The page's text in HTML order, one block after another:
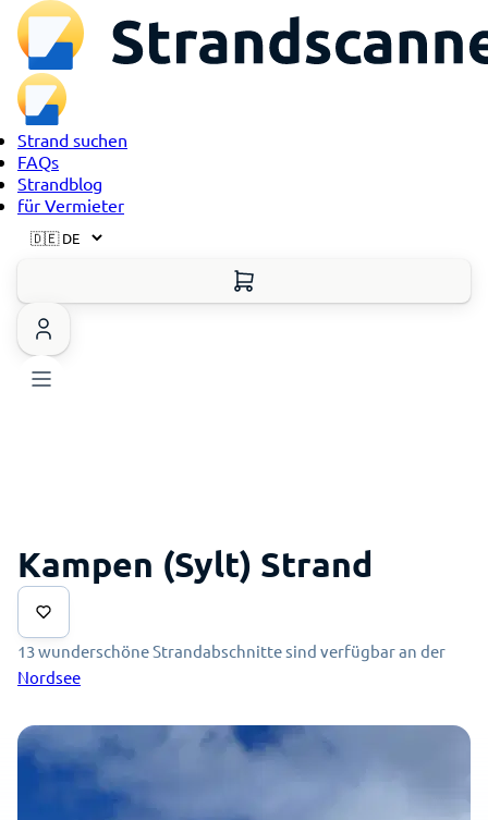
Strand suchen
FAQs
Strandblog
für Vermieter
Kampen (Sylt) Strand
13 wunderschöne Strandabschnitte sind verfügbar an der
Nordsee